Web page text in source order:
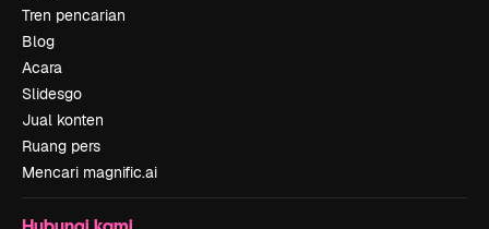
Tren pencarian
Blog
Acara
Slidesgo
Jual konten
Ruang pers
Mencari magnific.ai